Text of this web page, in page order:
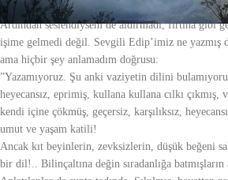
Geçen gün yanımdan geçerken ceket cebinden bir
Ardından seslendiysem de aldırmadı, fırtına
işime gelmedi değil. Sevgili Edip’imiz ne yazmış
ama hiçbir şey anlamadım doğrusu:
”Yazamıyoruz. Şu anki vaziyetin dilini
heyecansız, eprimiş, kullana kullana cılkı çıkmış,
kendi içine çökmüş, geçersiz, karşılıksız,
umut ve yaşam katili!
Ancak kıt beyinlerin, zevksizlerin, düşük beğeni
bir dil!.. Bilinçaltına değin sıradanlığa batmışların